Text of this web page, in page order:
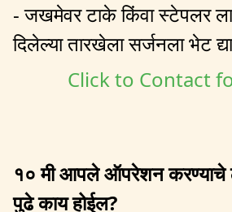
- जखमेवर टाके किंवा स्टेपलर
दिलेल्या तारखेला सर्जनला भेट द्या
Click to Contact
१० मी आपले ऑपरेशन
पुढे काय होईल?